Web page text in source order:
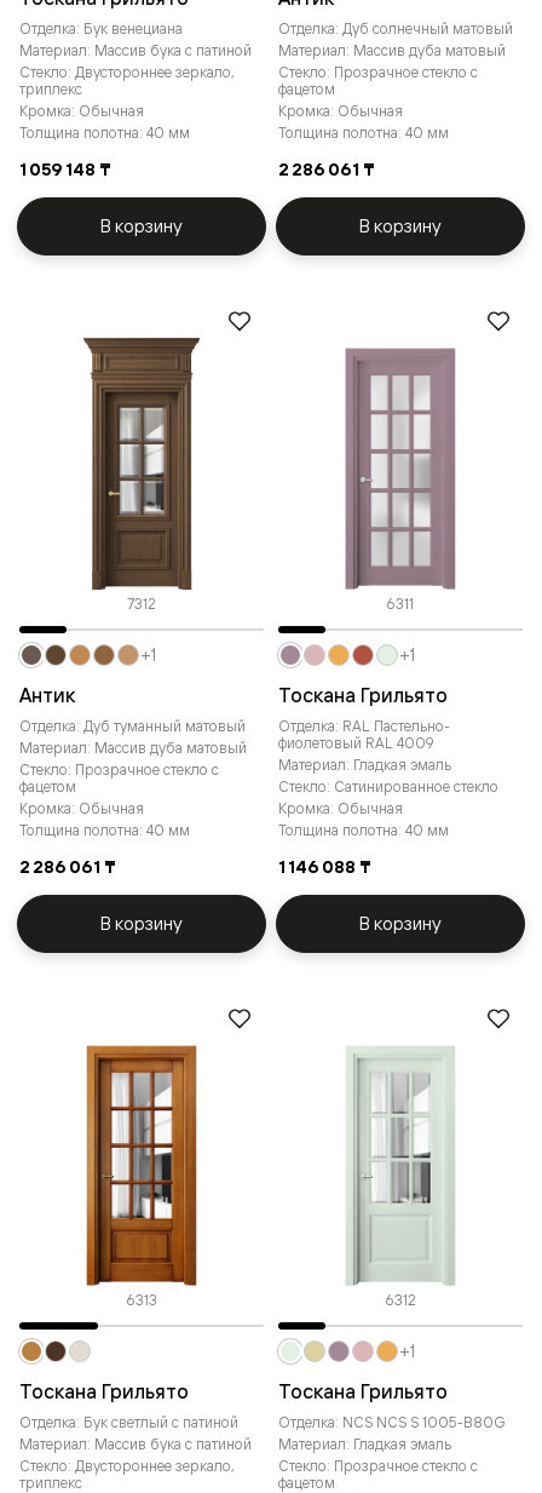
Отделка: Бук венециана
Материал: Массив бука с патиной
Стекло: Двустороннее зеркало,
триплекс
Кромка: Обычная
Толщина полотна: 40 мм
1 059 148 ₸
В корзину
Отделка: Дуб солнечный матовый
Материал: Массив дуба матовый
Стекло: Прозрачное стекло с
фацетом
Кромка: Обычная
Толщина полотна: 40 мм
2 286 061 ₸
В корзину
7312
Антик
Отделка: Дуб туманный матовый
Материал: Массив дуба матовый
Стекло: Прозрачное стекло с
фацетом
Кромка: Обычная
Толщина полотна: 40 мм
2 286 061 ₸
+1
В корзину
6311
Тоскана Грильято
Отделка: RAL Пастельно-
фиолетовый RAL 4009
Материал: Гладкая эмаль
Стекло: Сатинированное стекло
Кромка: Обычная
Толщина полотна: 40 мм
1 146 088 ₸
+1
В корзину
6313
Тоскана Грильято
Отделка: Бук светлый с патиной
Материал: Массив бука с патиной
Стекло: Двустороннее зеркало,
триплекс
6312
Тоскана Грильято
Отделка: NCS NCS S 1005-B80G
Материал: Гладкая эмаль
Стекло: Прозрачное стекло с
фацетом
+1